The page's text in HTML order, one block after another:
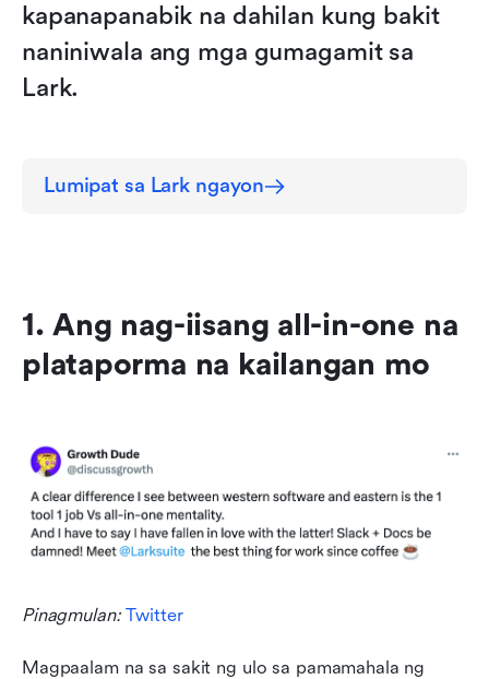
kapanapanabik na dahilan kung bakit
naniniwala ang mga gumagamit sa
Lark.
Lumipat sa Lark ngayon
1. Ang nag-iisang all-in-one na
plataporma na kailangan mo
Pinagmulan: Twitter
Magpaalam na sa sakit ng ulo sa pamamahala ng